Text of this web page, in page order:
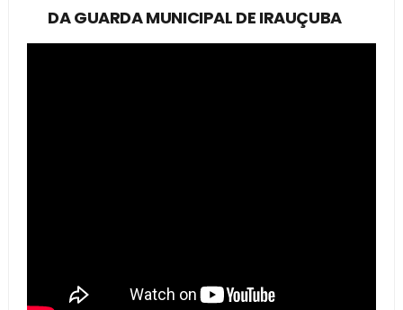
DA GUARDA MUNICIPAL DE IRAUÇUBA